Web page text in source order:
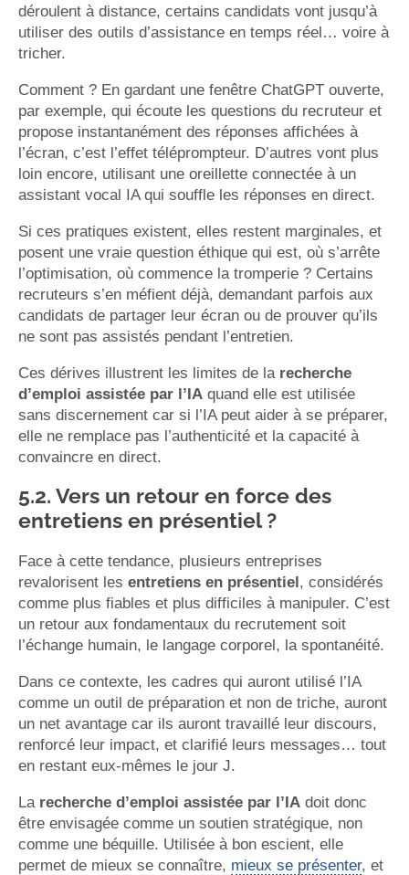
déroulent à distance, certains candidats vont jusqu’à
utiliser des outils d’assistance en temps réel… voire à
tricher.
Comment ? En gardant une fenêtre ChatGPT ouverte,
par exemple, qui écoute les questions du recruteur et
propose instantanément des réponses affichées à
l’écran, c’est l’effet téléprompteur. D’autres vont plus
loin encore, utilisant une oreillette connectée à un
assistant vocal IA qui souffle les réponses en direct.
Si ces pratiques existent, elles restent marginales, et
posent une vraie question éthique qui est, où s’arrête
l’optimisation, où commence la tromperie ? Certains
recruteurs s’en méfient déjà, demandant parfois aux
candidats de partager leur écran ou de prouver qu’ils
ne sont pas assistés pendant l’entretien.
Ces dérives illustrent les limites de la recherche
d’emploi assistée par l’IA quand elle est utilisée
sans discernement car si l’IA peut aider à se préparer,
elle ne remplace pas l’authenticité et la capacité à
convaincre en direct.
5.2. Vers un retour en force des
entretiens en présentiel ?
Face à cette tendance, plusieurs entreprises
revalorisent les entretiens en présentiel, considérés
comme plus fiables et plus difficiles à manipuler. C’est
un retour aux fondamentaux du recrutement soit
l’échange humain, le langage corporel, la spontanéité.
Dans ce contexte, les cadres qui auront utilisé l’IA
comme un outil de préparation et non de triche, auront
un net avantage car ils auront travaillé leur discours,
renforcé leur impact, et clarifié leurs messages… tout
en restant eux-mêmes le jour J.
La recherche d’emploi assistée par l’IA doit donc
être envisagée comme un soutien stratégique, non
comme une béquille. Utilisée à bon escient, elle
permet de mieux se connaître, mieux se présenter, et